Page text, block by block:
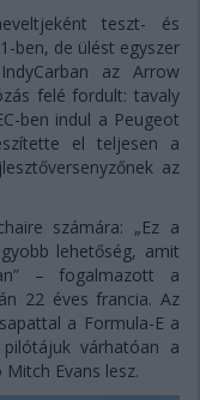
teszt- és
ben, de ülést egyszer
az Arrow
felé fordult: tavaly
ben indul a Peugeot
el teljesen a
az
számára: „Ez a
lehetőség, amit
– fogalmazott a
22 éves francia. Az
a Formula-E a
várhatóan a
Evans lesz.